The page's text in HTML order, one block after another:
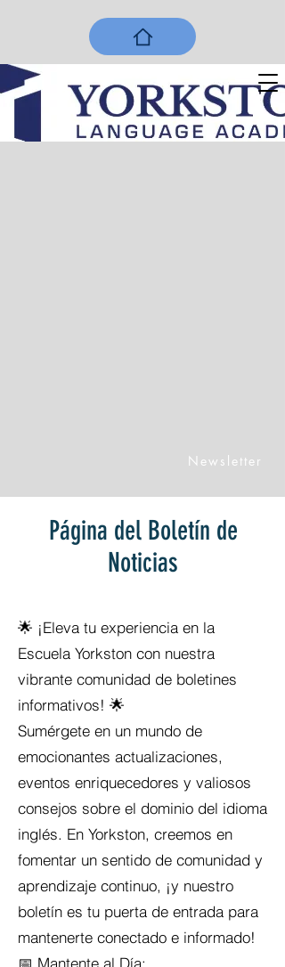
Newsletter
Página del Boletín de
Noticias
🌟 ¡Eleva tu experiencia en la
Escuela Yorkston con nuestra
vibrante comunidad de boletines
informativos! 🌟
Sumérgete en un mundo de
emocionantes actualizaciones,
eventos enriquecedores y valiosos
consejos sobre el dominio del idioma
inglés. En Yorkston, creemos en
fomentar un sentido de comunidad y
aprendizaje continuo, ¡y nuestro
boletín es tu puerta de entrada para
mantenerte conectado e informado!
📅 Mantente al Día: